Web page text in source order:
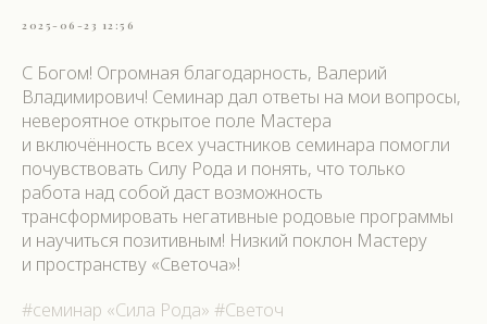
2025-06-23 12:56
С Богом! Огромная благодарность, Валерий
Владимирович! Семинар дал ответы на мои вопросы,
невероятное открытое поле Мастера
и включённость всех участников семинара помогли
почувствовать Силу Рода и понять, что только
работа над собой даст возможность
трансформировать негативные родовые программы
и научиться позитивным! Низкий поклон Мастеру
и пространству «Светоча»!
#семинар «Сила Рода» #Светоч